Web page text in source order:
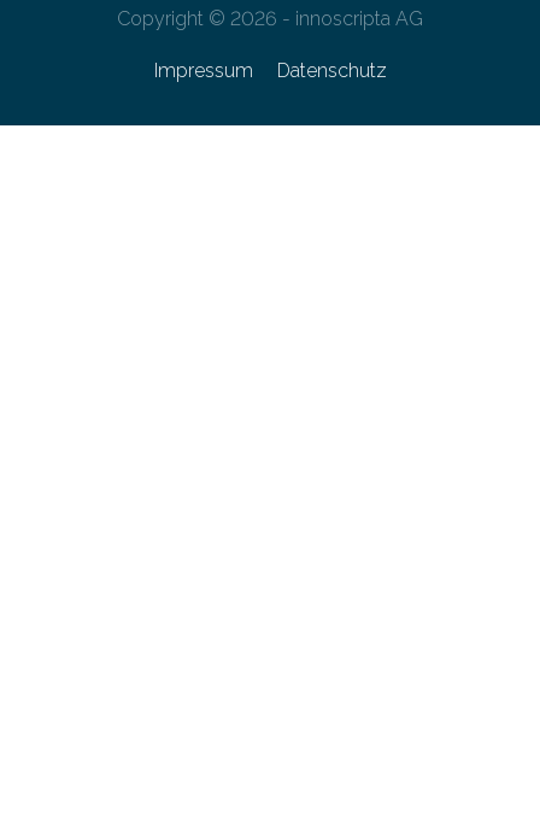
Copyright © 2026 - innoscripta AG
Impressum Datenschutz